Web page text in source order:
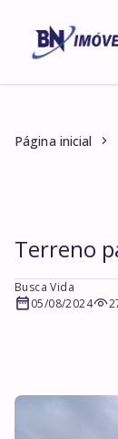
Página inicial
Terreno
Busca Vida
05/08/2024